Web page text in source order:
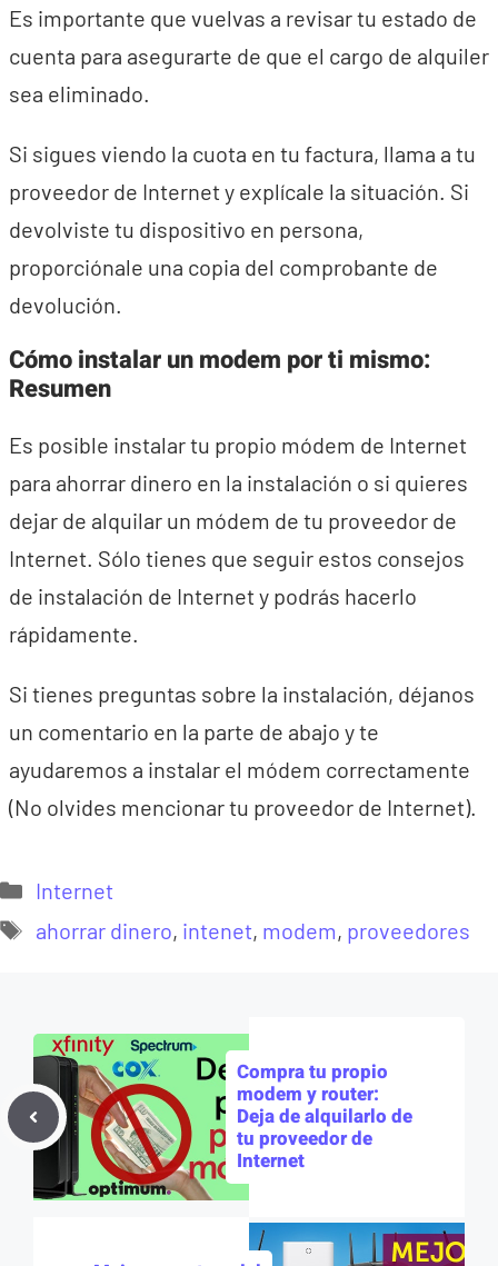
Es importante que vuelvas a revisar tu estado de
cuenta para asegurarte de que el cargo de alquiler
sea eliminado.
Si sigues viendo la cuota en tu factura, llama a tu
proveedor de Internet y explícale la situación. Si
devolviste tu dispositivo en persona,
proporciónale una copia del comprobante de
devolución.
Cómo instalar un modem por ti mismo:
Resumen
Es posible instalar tu propio módem de Internet
para ahorrar dinero en la instalación o si quieres
dejar de alquilar un módem de tu proveedor de
Internet. Sólo tienes que seguir estos consejos
de instalación de Internet y podrás hacerlo
rápidamente.
Si tienes preguntas sobre la instalación, déjanos
un comentario en la parte de abajo y te
ayudaremos a instalar el módem correctamente
(No olvides mencionar tu proveedor de Internet).
Categorías
Internet
Etiquetas
ahorrar dinero, intenet, modem, proveedores
Compra tu propio
modem y router:
Deja de alquilarlo de
tu proveedor de
Internet